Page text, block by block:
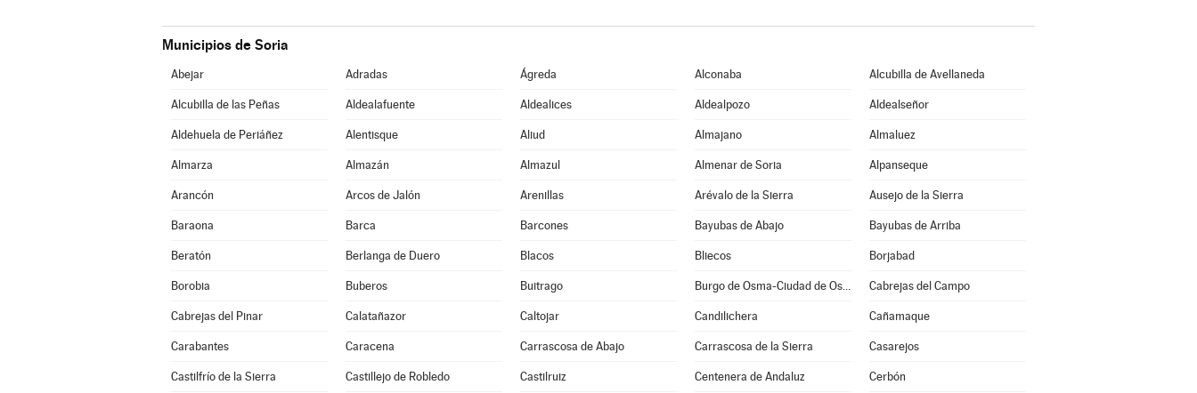
Municipios de Soria
Abejar Adradas Ágreda Alconaba Alcubilla de Avellaneda
Alcubilla de las Peñas Aldealafuente Aldealices Aldealpozo Aldealseñor
Aldehuela de Periáñez Alentisque Aliud Almajano Almaluez
Almarza Almazán Almazul Almenar de Soria Alpanseque
Arancón Arcos de Jalón Arenillas Arévalo de la Sierra Ausejo de la Sierra
Baraona Barca Barcones Bayubas de Abajo Bayubas de Arriba
Beratón Berlanga de Duero Blacos Bliecos Borjabad
Borobia Buberos Buitrago Burgo de Osma-Ciudad de Osma Cabrejas del Campo
Cabrejas del Pinar Calatañazor Caltojar Candilichera Cañamaque
Carabantes Caracena Carrascosa de Abajo Carrascosa de la Sierra Casarejos
Castilfrío de la Sierra Castillejo de Robledo Castilruiz Centenera de Andaluz Cerbón